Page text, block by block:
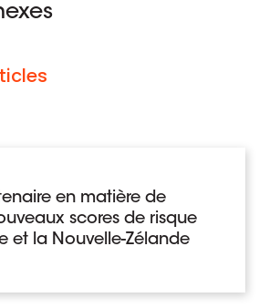
en matière de
scores de risque
et la Nouvelle-Zélande